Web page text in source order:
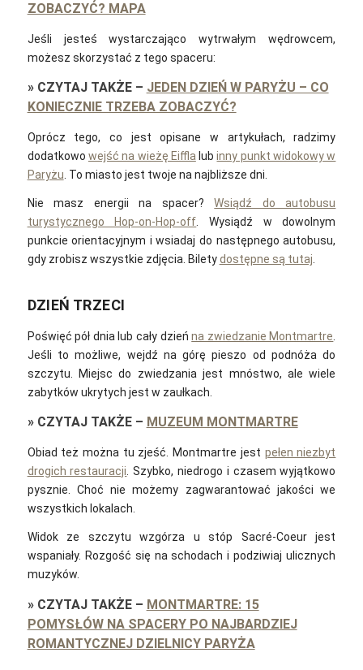
ZOBACZYĆ? MAPA
Jeśli jesteś wystarczająco wytrwałym wędrowcem,
możesz skorzystać z tego spaceru:
» CZYTAJ TAKŻE– JEDEN DZIEŃ W PARYŻU – CO
KONIECZNIE TRZEBA ZOBACZYĆ?
Oprócz tego, co jest opisane w artykułach, radzimy
dodatkowo wejść na wieżę Eiffla lubinny punkt widokowy w
Paryżu . To miasto jest twoje na najbliższe dni.
Nie masz energii na spacer?Wsiądź do autobusu
turystycznego Hop-on-Hop-off . Wysiądź w dowolnym
punkcie orientacyjnym i wsiadaj do następnego autobusu,
gdy zrobisz wszystkie zdjęcia. Biletydostępne są tutaj
DZIEŃ TRZECI
Poświęć pół dnia lub cały dzieńna zwiedzanie Montmartre
Jeśli to możliwe, wejdź na górę pieszo od podnóża do
szczytu. Miejsc do zwiedzania jest mnóstwo, ale wiele
zabytków ukrytych jest w zaułkach.
» CZYTAJ TAKŻE– MUZEUM MONTMARTRE
Obiad też można tu zjeść. Montmartre jest pełen niezbyt
drogich restauracji . Szybko, niedrogo i czasem wyjątkowo
pysznie. Choć nie możemy zagwarantować jakości we
wszystkich lokalach.
Widok ze szczytu wzgórza u stóp Sacré-Coeur jest
wspaniały. Rozgość się na schodach i podziwiaj ulicznych
muzyków.
» CZYTAJ TAKŻE– MONTMARTRE: 15
POMYSŁÓW NA SPACERY PO NAJBARDZIEJ
ROMANTYCZNEJ DZIELNICY PARYŻA